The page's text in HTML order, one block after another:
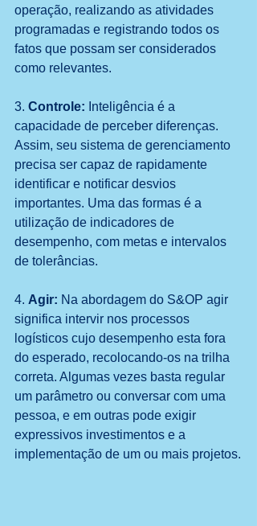
operação, realizando as atividades
programadas e registrando todos os
fatos que possam ser considerados
como relevantes.
3. Controle: Inteligência é a
capacidade de perceber diferenças.
Assim, seu sistema de gerenciamento
precisa ser capaz de rapidamente
identificar e notificar desvios
importantes. Uma das formas é a
utilização de indicadores de
desempenho, com metas e intervalos
de tolerâncias.
4. Agir: Na abordagem do S&OP agir
significa intervir nos processos
logísticos cujo desempenho esta fora
do esperado, recolocando-os na trilha
correta. Algumas vezes basta regular
um parâmetro ou conversar com uma
pessoa, e em outras pode exigir
expressivos investimentos e a
implementação de um ou mais projetos.